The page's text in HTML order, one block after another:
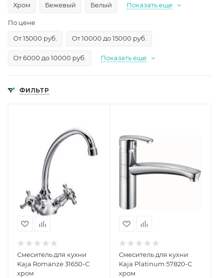
Хром
Бежевый Белый Показать еще
По цене
От 15000 руб.
От 10000 до 15000 руб.
От 6000 до 10000 руб. Показать еще
ФИЛЬТР
Смеситель для кухни
Kaja Romanze 31650-С
хром
Смеситель для кухни
Kaja Platinum 57820-С
хром